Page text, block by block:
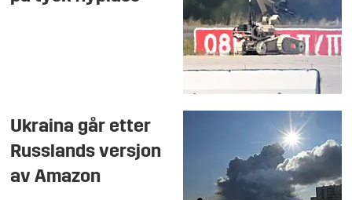
Ukraina går etter
Russlands versjon
av Amazon